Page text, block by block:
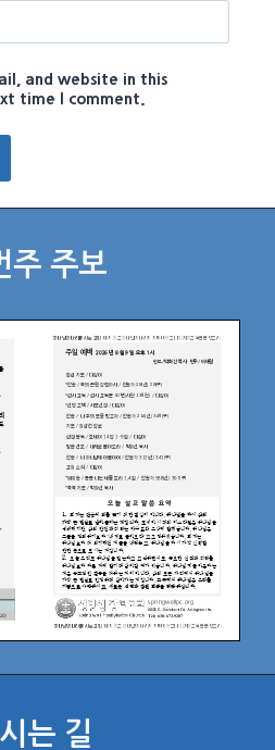
and website in this
time I comment.
주 주보
는 길